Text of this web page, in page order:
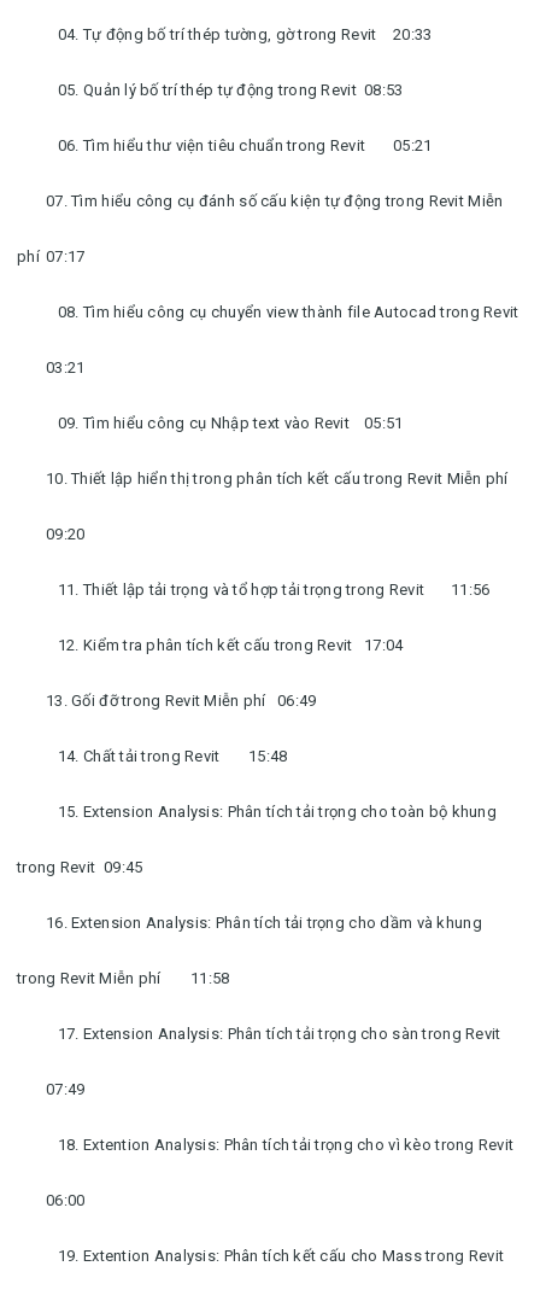
04. Tự động bố trí thép tường, gờ trong Revit 20:33
05. Quản lý bố trí thép tự động trong Revit 08:53
06. Tìm hiểu thư viện tiêu chuẩn trong Revit 05:21
07. Tìm hiểu công cụ đánh số cấu kiện tự động trong Revit Miễn
phí 07:17
08. Tìm hiểu công cụ chuyển view thành file Autocad trong Revit
03:21
09. Tìm hiểu công cụ Nhập text vào Revit 05:51
10. Thiết lập hiển thị trong phân tích kết cấu trong Revit Miễn phí
09:20
11. Thiết lập tải trọng và tổ hợp tải trọng trong Revit 11:56
12. Kiểm tra phân tích kết cấu trong Revit 17:04
13. Gối đỡ trong Revit Miễn phí 06:49
14. Chất tải trong Revit 15:48
15. Extension Analysis: Phân tích tải trọng cho toàn bộ khung
trong Revit 09:45
16. Extension Analysis: Phân tích tải trọng cho dầm và khung
trong Revit Miễn phí 11:58
17. Extension Analysis: Phân tích tải trọng cho sàn trong Revit
07:49
18. Extention Analysis: Phân tích tải trọng cho vì kèo trong Revit
06:00
19. Extention Analysis: Phân tích kết cấu cho Mass trong Revit